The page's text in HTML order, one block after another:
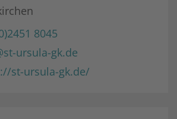
8045
ursula-gk.de
st-ursula-gk.de/